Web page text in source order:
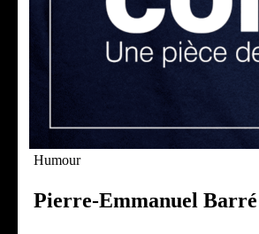
Humour
Pierre-Emmanuel Barré